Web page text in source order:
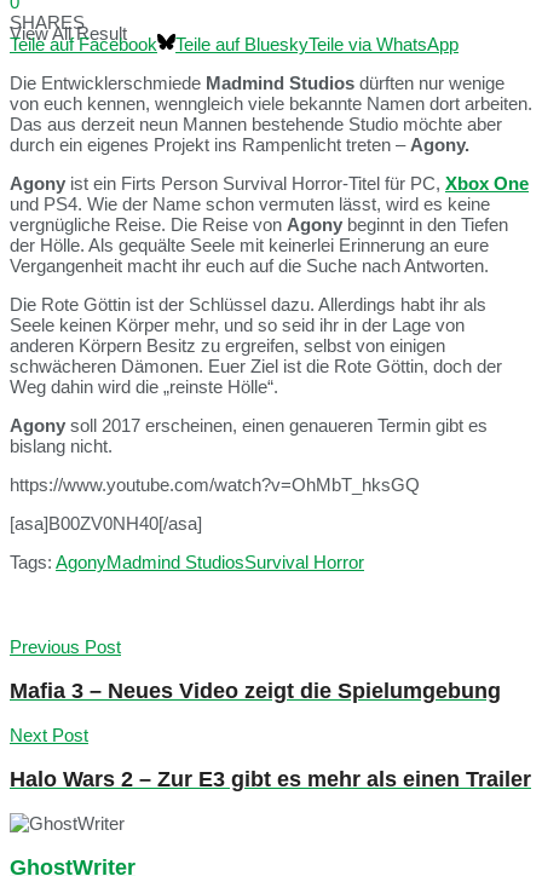
View All Result
SHARES
Teile auf Facebook
Teile auf BlueskyTeile via WhatsApp
Die Entwicklerschmiede Madmind Studios dürften nur wenige
von euch kennen, wenngleich viele bekannte Namen dort arbeiten.
Das aus derzeit neun Mannen bestehende Studio möchte aber
durch ein eigenes Projekt ins Rampenlicht treten – Agony.
Agony ist ein Firts Person Survival Horror-Titel für PC, Xbox One
und PS4. Wie der Name schon vermuten lässt, wird es keine
vergnügliche Reise. Die Reise von Agony beginnt in den Tiefen
der Hölle. Als gequälte Seele mit keinerlei Erinnerung an eure
Vergangenheit macht ihr euch auf die Suche nach Antworten.
Die Rote Göttin ist der Schlüssel dazu. Allerdings habt ihr als
Seele keinen Körper mehr, und so seid ihr in der Lage von
anderen Körpern Besitz zu ergreifen, selbst von einigen
schwächeren Dämonen. Euer Ziel ist die Rote Göttin, doch der
Weg dahin wird die „reinste Hölle“.
Agony soll 2017 erscheinen, einen genaueren Termin gibt es
bislang nicht.
https://www.youtube.com/watch?v=OhMbT_hksGQ
[asa]B00ZV0NH40[/asa]
Tags: AgonyMadmind StudiosSurvival Horror
Previous Post
Mafia 3 – Neues Video zeigt die Spielumgebung
Next Post
Halo Wars 2 – Zur E3 gibt es mehr als einen Trailer
GhostWriter